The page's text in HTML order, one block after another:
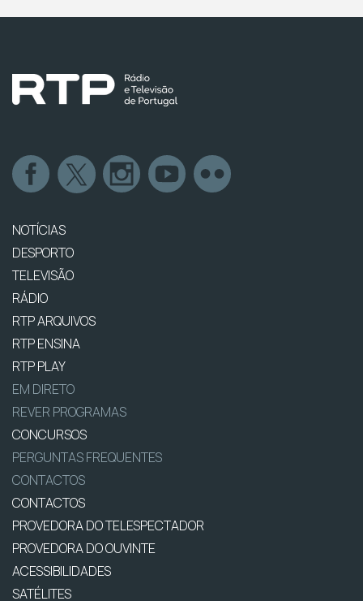
NOTÍCIAS
DESPORTO
TELEVISÃO
RÁDIO
RTP ARQUIVOS
RTP ENSINA
RTP PLAY
EM DIRETO
REVER PROGRAMAS
CONCURSOS
PERGUNTAS FREQUENTES
CONTACTOS
CONTACTOS
PROVEDORA DO TELESPECTADOR
PROVEDORA DO OUVINTE
ACESSIBILIDADES
SATÉLITES